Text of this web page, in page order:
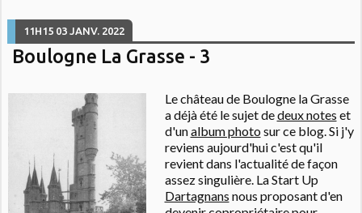
11H15 03 JANV. 2022
Boulogne La Grasse - 3
Le château de Boulogne la Grasse
a déjà été le sujet dedeux notes et
d'unalbum photosur ce blog. Si j'y
reviens aujourd'hui c'est qu'il
revient dans l'actualité de façon
assez singulière. La Start Up
Dartagnans nous proposant d'en